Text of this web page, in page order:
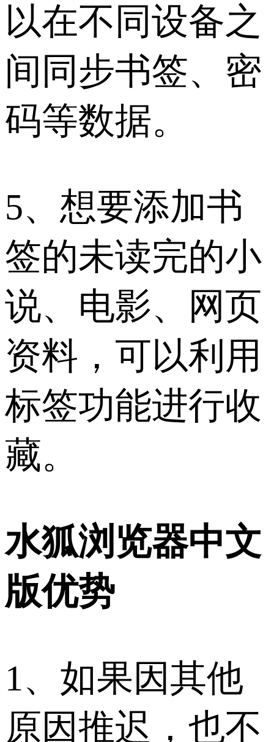
以在不同设备之
间同步书签、密
码等数据。
5、想要添加书
签的未读完的小
说、电影、网页
资料，可以利用
标签功能进行收
藏。
水狐浏览器中文
版优势
1、如果因其他
原因推迟，也不